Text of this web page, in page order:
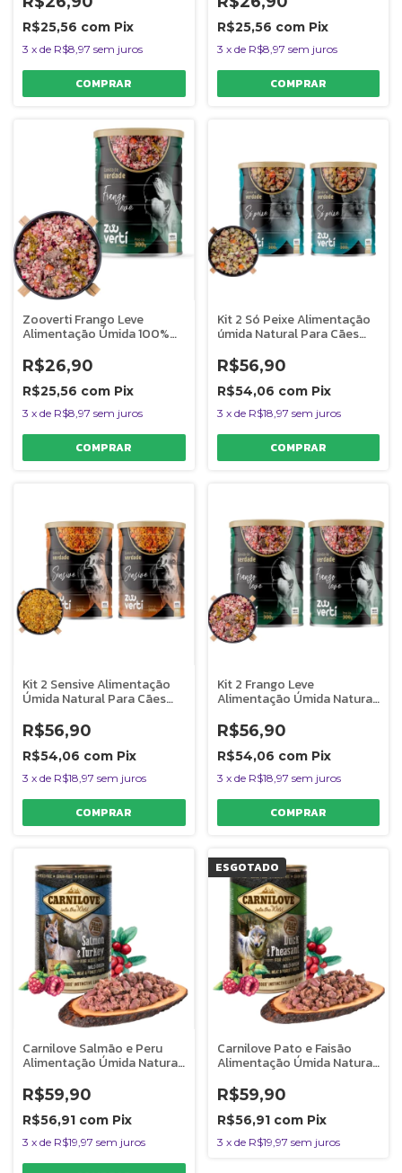
R$25,56 com Pix
3 x de R$8,97 sem juros
300g
R$25,56 com Pix
3 x de R$8,97 sem juros
Zooverti Frango Leve
Alimentação Úmida 100%
Sobrepeso 300g
R$26,90
R$25,56 com Pix
3 x de R$8,97 sem juros
Kit 2 Só Peixe Alimentação
úmida Natural Para Cães
R$56,90
R$54,06 com Pix
3 x de R$18,97 sem juros
Kit 2 Sensive Alimentação
Úmida Natural Para Cães
Frango Zooverti
R$56,90
R$54,06 com Pix
3 x de R$18,97 sem juros
Kit 2 Frango Leve
Alimentação Úmida Natural
Zooverti
R$56,90
R$54,06 com Pix
3 x de R$18,97 sem juros
Carnilove Salmão e Peru
Alimentação Úmida Natural
R$59,90
R$56,91 com Pix
3 x de R$19,97 sem juros
ESGOTADO
Carnilove Pato e Faisão
Alimentação Úmida Natural
R$59,90
R$56,91 com Pix
3 x de R$19,97 sem juros